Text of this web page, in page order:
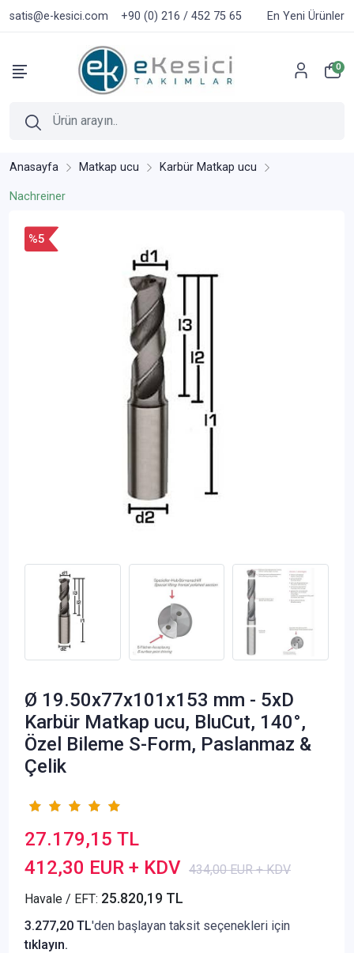
satis@e-kesici.com +90 (0) 216 / 452 75 65 En Yeni Ürünler
0
Anasayfa Matkap ucu Karbür Matkap ucu
Nachreiner
%5
Ø 19.50x77x101x153 mm - 5xD
Karbür Matkap ucu, BluCut, 140°,
Özel Bileme S-Form, Paslanmaz &
Çelik
27.179,15 TL
412,30 EUR + KDV 434,00 EUR + KDV
Havale / EFT: 25.820,19 TL
3.277,20 TL'den başlayan taksit seçenekleri için
tıklayın.